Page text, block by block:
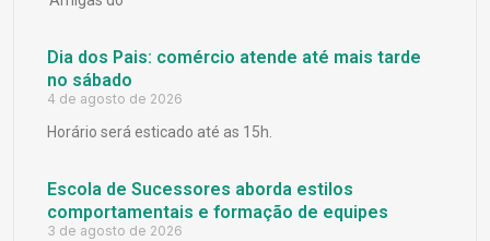
Dia dos Pais: comércio atende até mais tarde
no sábado
4 de agosto de 2026
Horário será esticado até as 15h.
Escola de Sucessores aborda estilos
comportamentais e formação de equipes
3 de agosto de 2026